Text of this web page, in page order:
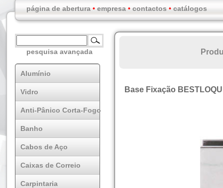
página de abertura • empresa • contactos • catálogos
pesquisa avançada
Alumínio
Vidro
Anti-Pânico Corta-Fogo
Banho
Cabos de Aço
Caixas de Correio
Carpintaria
Base Fixação